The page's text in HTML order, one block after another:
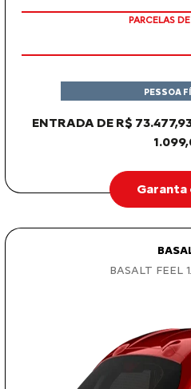
PARCELAS
ENTRADA DE R$
PESSOA
Garanta
BASALT FEEL